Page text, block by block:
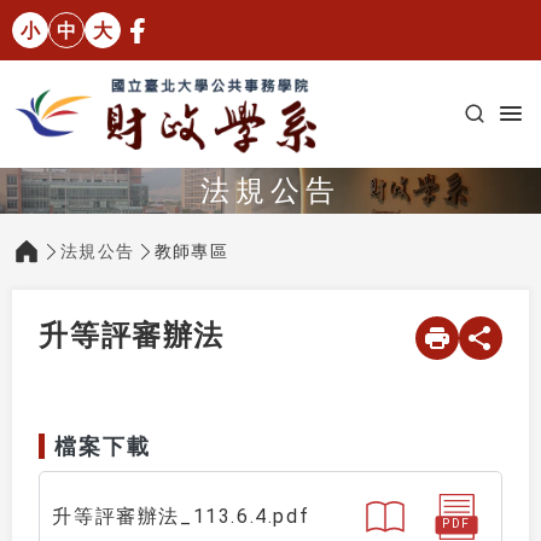
小 中 大
法規公告
法規公告 教師專區
升等評審辦法
檔案下載
升等評審辦法_113.6.4.pdf PDF